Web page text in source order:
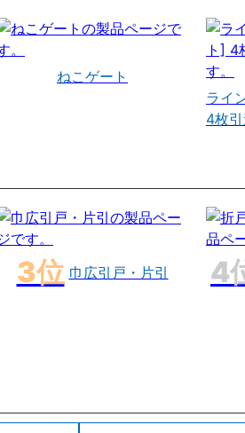
ねこゲート
ライ
4枚
巾広引戸・片引